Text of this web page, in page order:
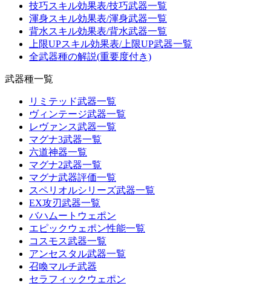
技巧スキル効果表/技巧武器一覧
渾身スキル効果表/渾身武器一覧
背水スキル効果表/背水武器一覧
上限UPスキル効果表/上限UP武器一覧
全武器種の解説(重要度付き)
武器種一覧
リミテッド武器一覧
ヴィンテージ武器一覧
レヴァンス武器一覧
マグナ3武器一覧
六道神器一覧
マグナ2武器一覧
マグナ武器評価一覧
スペリオルシリーズ武器一覧
EX攻刃武器一覧
バハムートウェポン
エピックウェポン性能一覧
コスモス武器一覧
アンセスタル武器一覧
召喚マルチ武器
セラフィックウェポン